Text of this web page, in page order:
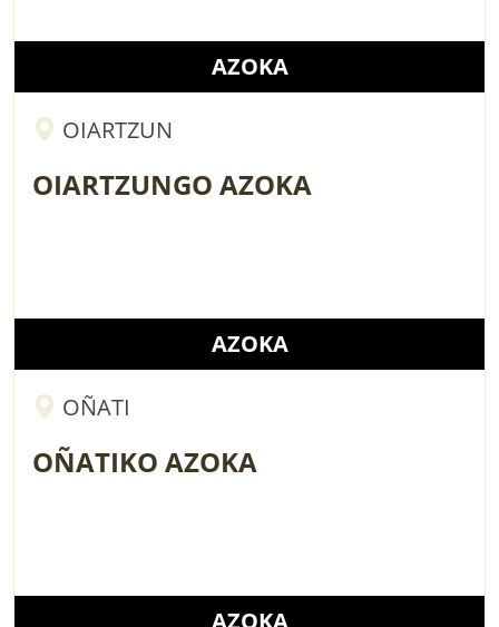
AZOKA
OIARTZUN
OIARTZUNGO AZOKA
AZOKA
OÑATI
OÑATIKO AZOKA
AZOKA